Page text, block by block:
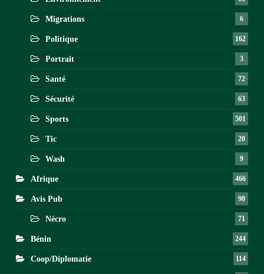
Migrations 6
Politique 162
Portrait 3
Santé 72
Sécurité 63
Sports 501
Tic 20
Wash 9
Afrique 466
Avis Pub 90
Nécro 71
Bénin 244
Coop/Diplomatie 114